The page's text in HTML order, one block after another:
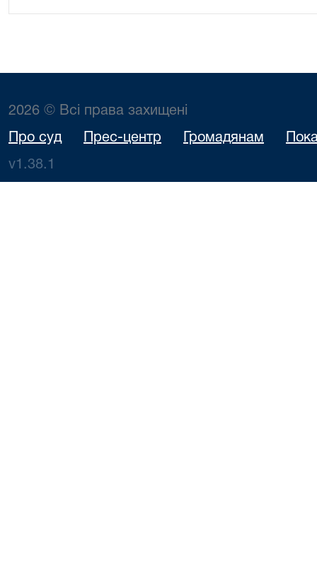
2026 © Всі права захищені
Про суд Прес-центр Громадянам
v1.38.1